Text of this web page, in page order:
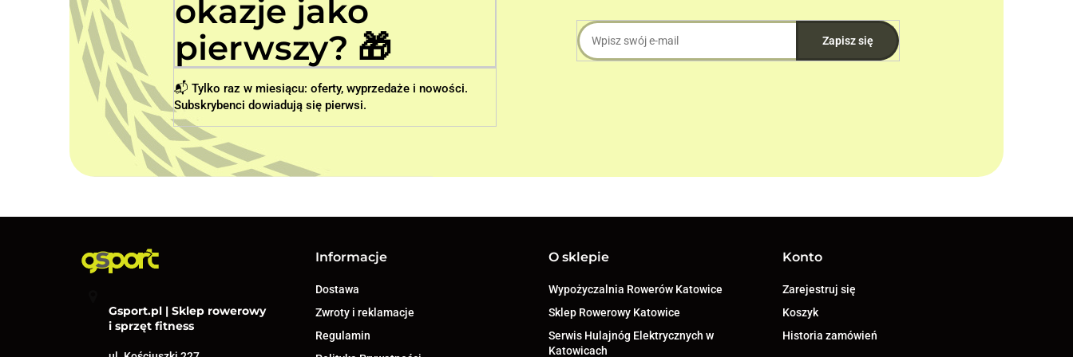
okazje jako
pierwszy? 🎁
📬 Tylko raz w miesiącu: oferty, wyprzedaże i nowości.
Subskrybenci dowiadują się pierwsi.
Gsport.pl | Sklep rowerowy
i sprzęt fitness
Informacje
Dostawa
Zwroty i reklamacje
Regulamin
O sklepie
Wypożyczalnia Rowerów Katowice
Sklep Rowerowy Katowice
Serwis Hulajnóg Elektrycznych w
Katowicach
Konto
Zarejestruj się
Koszyk
Historia zamówień